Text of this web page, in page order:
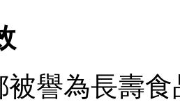
譽為長壽食品